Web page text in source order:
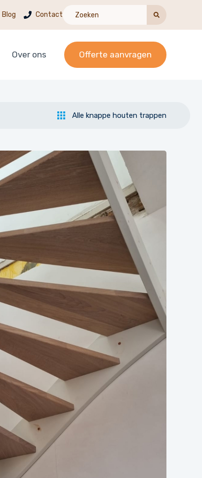
Blog Contact
Over ons Offerte aanvragen
Alle knappe houten trappen